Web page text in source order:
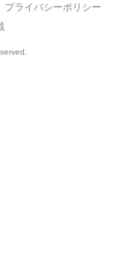
プライバシーポリシー